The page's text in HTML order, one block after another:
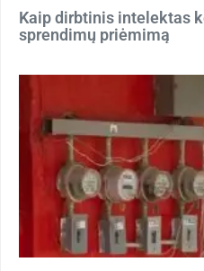
Kaip dirbtinis intelektas
sprendimų priėmimą